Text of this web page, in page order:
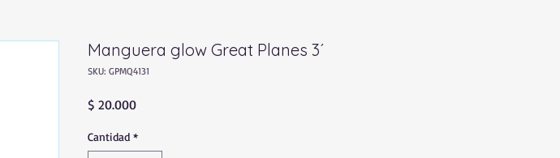
Manguera glow Great Planes 3´
SKU: GPMQ4131
$ 20.000Precio
Cantidad *